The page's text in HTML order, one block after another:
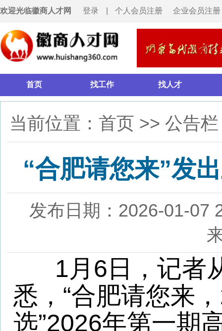
欢迎光临徽商人才网 登录 | 个人会员注册 企业会员注册
当前位置：首页>>公告栏>> 正文
“合肥请您来”发出五千
发布日期：2026-01-07 21:58
来源：
1月6日，记者从市人
悉，“合肥请您来，20万
选”2026年第一期高校毕
将于1月21日在合肥人
线上报名预约时间为1月
12时，报满截止。